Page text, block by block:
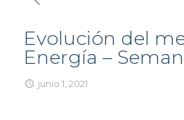
Evolución del
Energía –
junio 1, 2021